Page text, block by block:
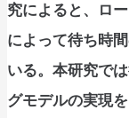
究によると、ロ
によって待ち時
いる。本研究で
グモデルの実現